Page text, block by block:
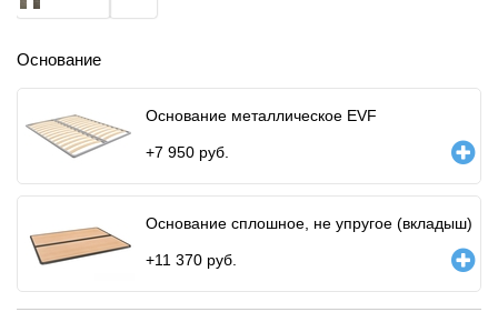
Основание
Основание металлическое EVF
+7 950 руб.
Основание сплошное, не упругое (вкладыш)
+11 370 руб.